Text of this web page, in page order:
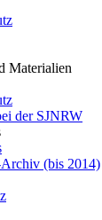
Materialien
der SJNRW
(bis 2014)